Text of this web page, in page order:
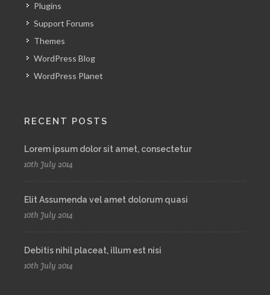
Plugins
Support Forums
Themes
WordPress Blog
WordPress Planet
RECENT POSTS
Lorem ipsum dolor sit amet, consectetur
10th July 2014
Elit Assumenda vel amet dolorum quasi
10th July 2014
Debitis nihil placeat, illum est nisi
10th July 2014